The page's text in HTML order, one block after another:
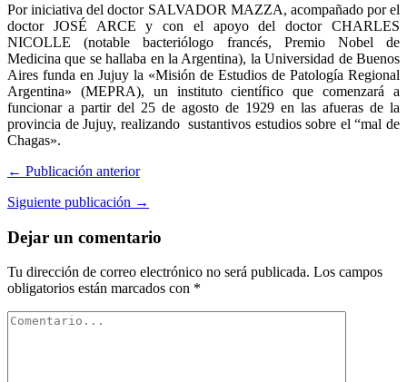
Por iniciativa del doctor SALVADOR MAZZA, acompañado por el
doctor JOSÉ ARCE y con el apoyo del doctor CHARLES
NICOLLE (notable bacteriólogo francés, Premio Nobel de
Medicina que se hallaba en la Argentina), la Universidad de Buenos
Aires funda en Jujuy la «Misión de Estudios de Patología Regional
Argentina» (MEPRA), un instituto científico que comenzará a
funcionar a partir del 25 de agosto de 1929 en las afueras de la
provincia de Jujuy, realizando sustantivos estudios sobre el “mal de
Chagas».
← Publicación anterior
Siguiente publicación →
Dejar un comentario
Tu dirección de correo electrónico no será publicada. Los campos
obligatorios están marcados con *